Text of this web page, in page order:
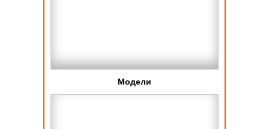
Модели